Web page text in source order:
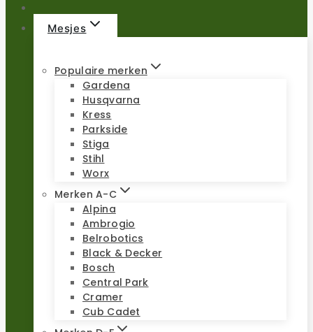
Mesjes
Populaire merken
Gardena
Husqvarna
Kress
Parkside
Stiga
Stihl
Worx
Merken A-C
Alpina
Ambrogio
Belrobotics
Black & Decker
Bosch
Central Park
Cramer
Cub Cadet